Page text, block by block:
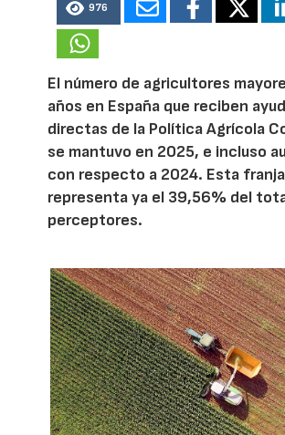
976
El número de agricultores
años en España que reciben
directas de la Política Agrícola
se mantuvo en 2025, e incluso
con respecto a 2024. Esta
representa ya el 39,56% del
perceptores.